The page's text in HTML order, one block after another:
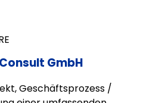
Consult GmbH
Geschäftsprozess /